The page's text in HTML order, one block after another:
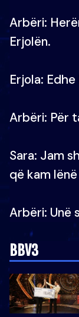
Arbëri:
Erjolën.
Erjola:
Arbëri: Për
Sara: Jam
që kam
Arbëri: Unë
BBV3